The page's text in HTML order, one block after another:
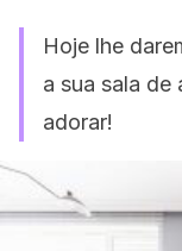
Hoje lhe
a sua sala de
adorar!